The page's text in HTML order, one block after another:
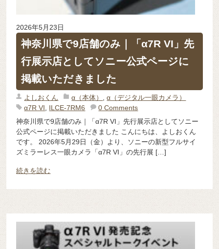
2026年5月23日
神奈川県で9店舗のみ｜「α7R VI」先
行展示店としてソニー公式ページに
掲載いただきました
よしおくん α（本体） ,α（デジタル一眼カメラ）
α7R VI, ILCE-7RM6
0 Comments
神奈川県で9店舗のみ｜「α7R VI」先行展示店としてソニー
公式ページに掲載いただきました こんにちは、よしおくん
です。 2026年5月29日（金）より、ソニーの新型フルサイ
ズミラーレス一眼カメラ「α7R VI」の先行展 […]
続きを読む